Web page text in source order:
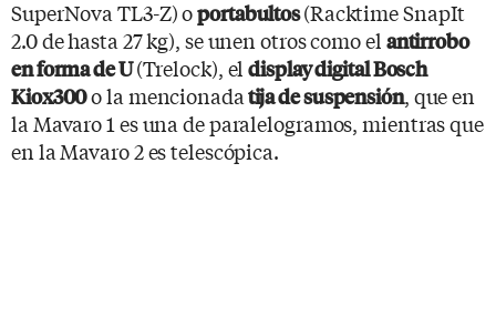
SuperNova TL3-Z) oportabultos(Racktime SnapIt
2.0 de hasta 27 kg), se unen otros como el antirrobo
en forma de U(Trelock), eldisplay digital Bosch
Kiox300o la mencionada tija de suspensión, que en
la Mavaro 1 es una de paralelogramos, mientras que
en la Mavaro 2 es telescópica.